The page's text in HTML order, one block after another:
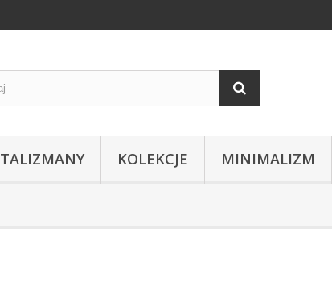
TALIZMANY KOLEKCJE MINIMALIZM